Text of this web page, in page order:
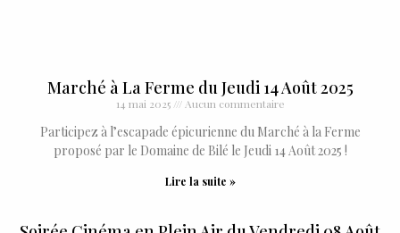
Marché à La Ferme du Jeudi 14 Août 2025
14 mai 2025 Aucun commentaire
Participez à l’escapade épicurienne du Marché à la Ferme
proposé par le Domaine de Bilé le Jeudi 14 Août 2025 !
Lire la suite »